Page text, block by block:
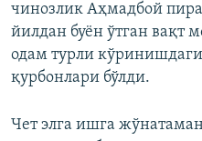
чинозлик Аҳмадбой
йилдан буён ўтган вақт
одам турли
қурбонлари бўлди.
Чет элга ишга